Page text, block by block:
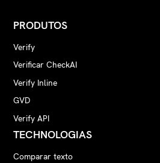
PRODUTOS
Verify
Verificar CheckAI
Verify Inline
GVD
Verify API
TECHNOLOGIAS
Comparar texto